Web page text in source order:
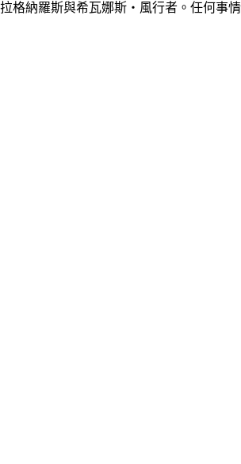
格納羅斯與希瓦娜斯‧風行者。任何事情